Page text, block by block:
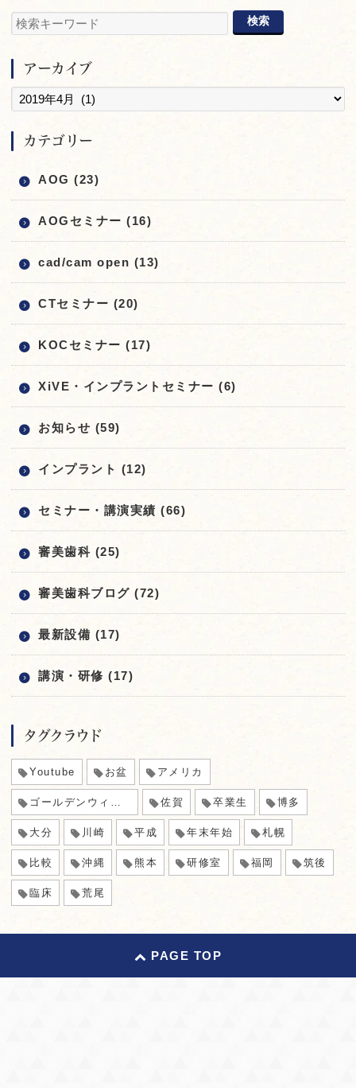
アーカイブ
カテゴリー
AOG (23)
AOGセミナー (16)
cad/cam open (13)
CTセミナー (20)
KOCセミナー (17)
XiVE・インプラントセミナー (6)
お知らせ (59)
インプラント (12)
セミナー・講演実績 (66)
審美歯科 (25)
審美歯科ブログ (72)
最新設備 (17)
講演・研修 (17)
タグクラウド
Youtube お盆 アメリカ
ゴールデンウィーク 佐賀 卒業生 博多
大分 川崎 平成 年末年始 札幌
比較 沖縄 熊本 研修室 福岡 筑後
臨床 荒尾
PAGE TOP